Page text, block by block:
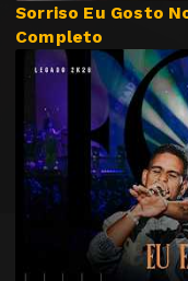
Sorriso Eu Gosto
Completo